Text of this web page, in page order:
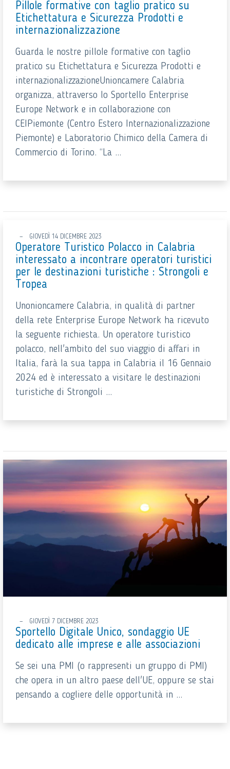
Pillole formative con taglio pratico su
Etichettatura e Sicurezza Prodotti e
internazionalizzazione
Guarda le nostre pillole formative con taglio
pratico su Etichettatura e Sicurezza Prodotti e
internazionalizzazioneUnioncamere Calabria
organizza, attraverso lo Sportello Enterprise
Europe Network e in collaborazione con
CEIPiemonte (Centro Estero Internazionalizzazione
Piemonte) e Laboratorio Chimico della Camera di
Commercio di Torino. “La ...
GIOVEDÌ 14 DICEMBRE 2023
Operatore Turistico Polacco in Calabria
interessato a incontrare operatori turistici
per le destinazioni turistiche : Strongoli e
Tropea
Unonioncamere Calabria, in qualità di partner
della rete Enterprise Europe Network ha ricevuto
la seguente richiesta. Un operatore turistico
polacco, nell'ambito del suo viaggio di affari in
Italia, farà la sua tappa in Calabria il 16 Gennaio
2024 ed è interessato a visitare le destinazioni
turistiche di Strongoli ...
GIOVEDÌ 7 DICEMBRE 2023
Sportello Digitale Unico, sondaggio UE
dedicato alle imprese e alle associazioni
Se sei una PMI (o rappresenti un gruppo di PMI)
che opera in un altro paese dell'UE, oppure se stai
pensando a cogliere delle opportunità in ...